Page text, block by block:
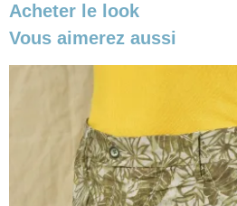
Acheter le look
Vous aimerez aussi